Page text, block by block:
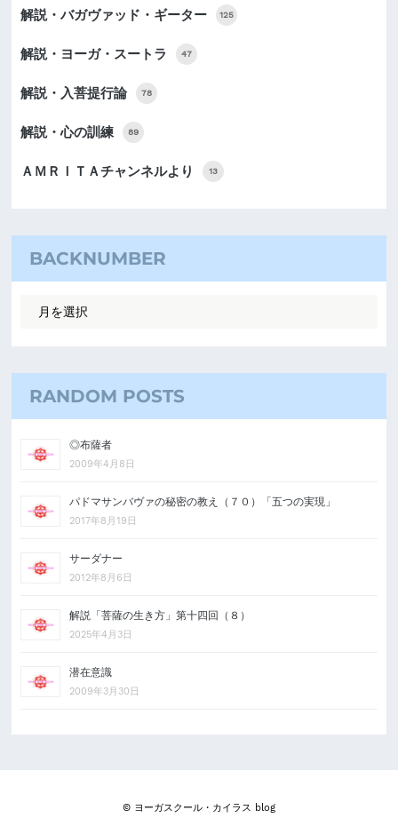
解説・バガヴァッド・ギーター 125
解説・ヨーガ・スートラ 47
解説・入菩提行論 78
解説・心の訓練 89
ＡＭＲＩＴＡチャンネルより 13
BACKNUMBER
RANDOM POSTS
◎布薩者
2009年4月8日
パドマサンバヴァの秘密の教え（７０）「五つの実現」
2017年8月19日
サーダナー
2012年8月6日
解説「菩薩の生き方」第十四回（８）
2025年4月3日
潜在意識
2009年3月30日
© ヨーガスクール・カイラス blog